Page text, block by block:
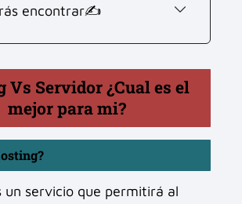
encontrar✍
Vs Servidor ¿Cual es el
mejor para mi?
un servicio que permitirá al